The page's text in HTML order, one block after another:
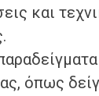
και
όπως